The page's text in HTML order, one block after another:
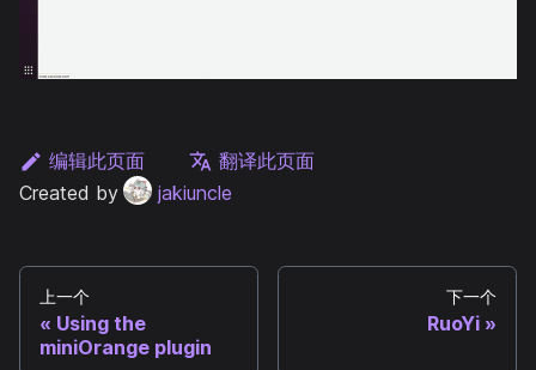
编辑此页面
翻译此页面
Created by
jakiuncle
上一个
Using the
miniOrange plugin
下一个
RuoYi